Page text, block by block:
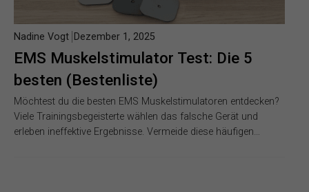
EMS Muskelstimulator Test: Die 5
besten (Bestenliste)
Nadine Vogt Dezember 1, 2025
Möchtest du die besten EMS Muskelstimulatoren entdecken?
Viele Trainingsbegeisterte wählen das falsche Gerät und
erleben ineffektive Ergebnisse. Vermeide diese häufigen…